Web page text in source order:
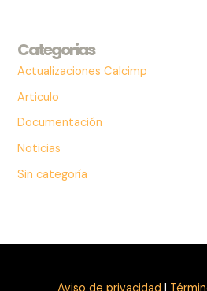
Categorias
Actualizaciones Calcimp
Articulo
Documentación
Noticias
Sin categoría
Aviso de privacidad |